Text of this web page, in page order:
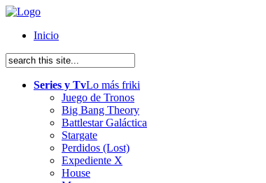
Inicio
Series y TvLo más friki
Juego de Tronos
Big Bang Theory
Battlestar Galáctica
Stargate
Perdidos (Lost)
Expediente X
House